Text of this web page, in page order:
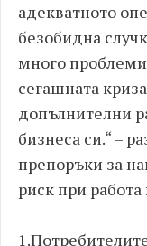
адекватното
безобидна
много
сегашната
допълнителни
бизнеса си.“ –
препоръки за
риск при